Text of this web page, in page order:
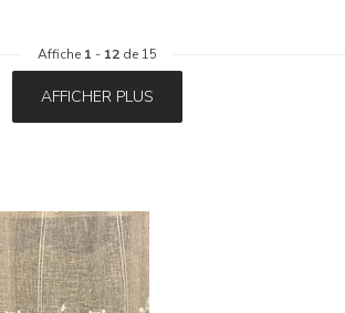
Affiche 1 - 12 de 15
AFFICHER PLUS